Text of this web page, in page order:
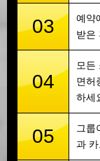
03
예약
받은
04
모든
면허
하세
05
그룹
과